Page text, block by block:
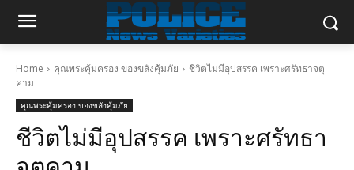
Home คุณพระคุ้มครอง ของขลังคุ้มภัย
ชีวิตไม่มีอุปสรรค เพราะศรัทธาจตุ
คาม
คุณพระคุ้มครอง ของขลังคุ้มภัย
ชีวิตไม่มีอุปสรรค เพราะศรัทธา